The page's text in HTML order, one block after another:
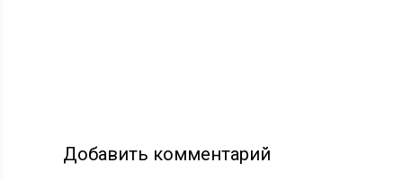
Добавить комментарий